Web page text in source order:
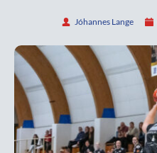
Jóhannes Lange